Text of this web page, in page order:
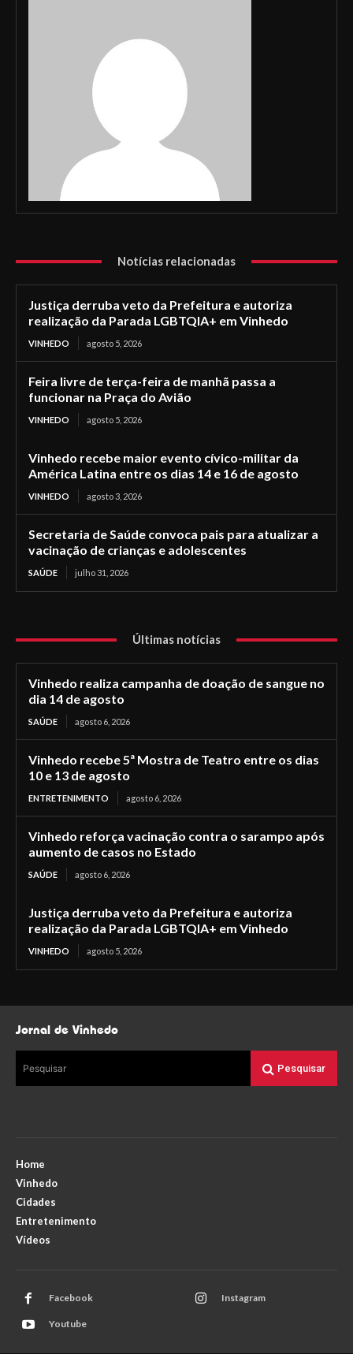
Notícias relacionadas
Justiça derruba veto da Prefeitura e autoriza
realização da Parada LGBTQIA+ em Vinhedo
VINHEDO agosto 5, 2026
Feira livre de terça-feira de manhã passa a
funcionar na Praça do Avião
VINHEDO agosto 5, 2026
Vinhedo recebe maior evento cívico-militar da
América Latina entre os dias 14 e 16 de agosto
VINHEDO agosto 3, 2026
Secretaria de Saúde convoca pais para atualizar a
vacinação de crianças e adolescentes
SAÚDE julho 31, 2026
Últimas notícias
Vinhedo realiza campanha de doação de sangue no
dia 14 de agosto
SAÚDE agosto 6, 2026
Vinhedo recebe 5ª Mostra de Teatro entre os dias
10 e 13 de agosto
ENTRETENIMENTO agosto 6, 2026
Vinhedo reforça vacinação contra o sarampo após
aumento de casos no Estado
SAÚDE agosto 6, 2026
Justiça derruba veto da Prefeitura e autoriza
realização da Parada LGBTQIA+ em Vinhedo
VINHEDO agosto 5, 2026
Jornal de Vinhedo
Pesquisar Pesquisar
Home
Vinhedo
Cidades
Entretenimento
Vídeos
Facebook Instagram
Youtube